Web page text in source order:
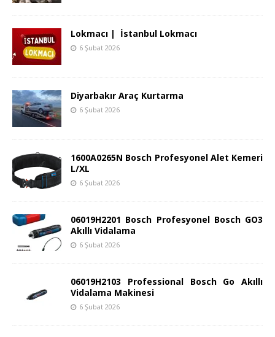
Lokmacı | İstanbul Lokmacı
6 Şubat 2026
Diyarbakır Araç Kurtarma
6 Şubat 2026
1600A0265N Bosch Profesyonel Alet Kemeri
L/XL
6 Şubat 2026
06019H2201 Bosch Profesyonel Bosch GO3
Akıllı Vidalama
6 Şubat 2026
06019H2103 Professional Bosch Go Akıllı
Vidalama Makinesi
6 Şubat 2026